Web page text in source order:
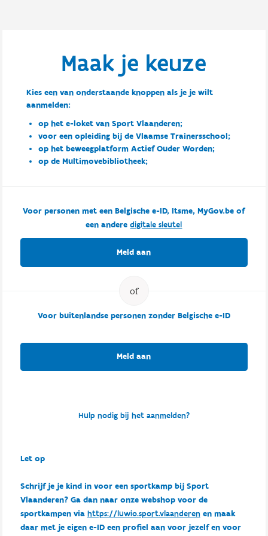
Maak je keuze
Kies een van onderstaande knoppen als je je wilt
aanmelden:
op het e-loket van Sport Vlaanderen;
voor een opleiding bij de Vlaamse Trainersschool;
op het beweegplatform Actief Ouder Worden;
op de Multimovebibliotheek;
Voor personen met een Belgische e-ID, Itsme, MyGov.be of
een anderedigitale sleutel
Meld aan
Voor buitenlandse personen zonder Belgische e-ID
Meld aan
Hulp nodig bij het aanmelden?
Let op
Schrijf je je kind in voor een sportkamp bij Sport
Vlaanderen? Ga dan naar onze webshop voor de
sportkampen via https://luwio.sport.vlaanderenen maak
daar met je eigen e-ID een profiel aan voor jezelf en voor